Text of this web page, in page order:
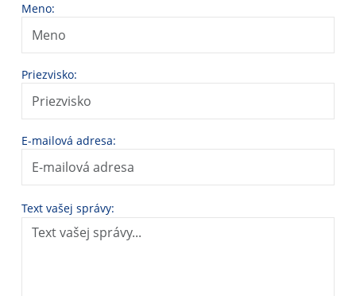
Meno:
Priezvisko:
E-mailová adresa:
Text vašej správy: